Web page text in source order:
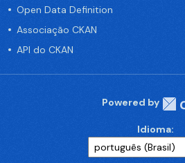
Open Data Definition
Associação CKAN
API do CKAN
Powered by
Idioma